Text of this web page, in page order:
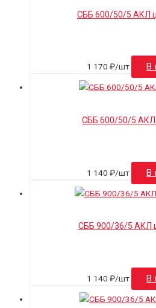
СББ 600/50/5 АКЛ
1 170 ₽/шт В
СББ 600/50/5
1 140 ₽/шт В
СББ 900/36/5 АКЛ
1 140 ₽/шт В